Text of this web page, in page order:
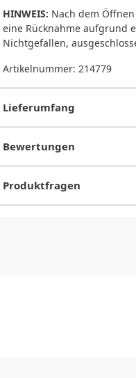
HINWEIS: Nach dem
eine Rücknahme aufgrund
Nichtgefallen,
Artikelnummer: 214779
Lieferumfang
Bewertungen
Produktfragen